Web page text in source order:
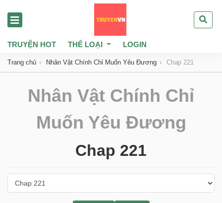
TRUYỆN HOT THỂ LOẠI LOGIN
Trang chủ Nhân Vật Chính Chỉ Muốn Yêu Đương Chap 221
Nhân Vật Chính Chỉ
Muốn Yêu Đương
Chap 221